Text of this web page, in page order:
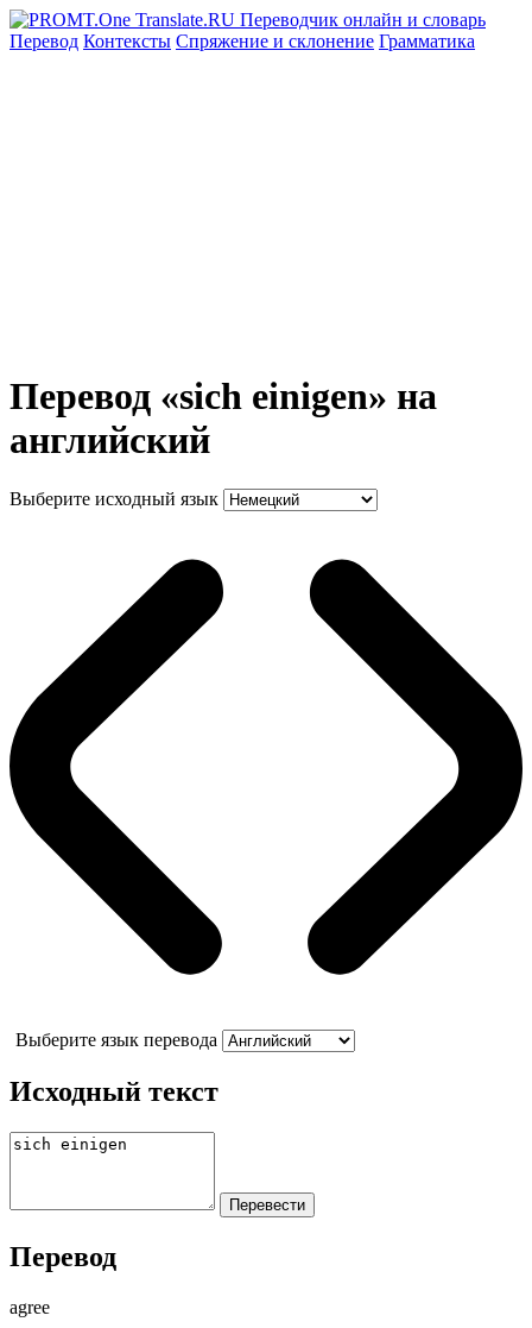
Перевод Контексты Спряжение и склонение Грамматика
Перевод «sich einigen» на
английский
Выберите исходный язык
Выберите язык перевода
Исходный текст
Перевод
agree